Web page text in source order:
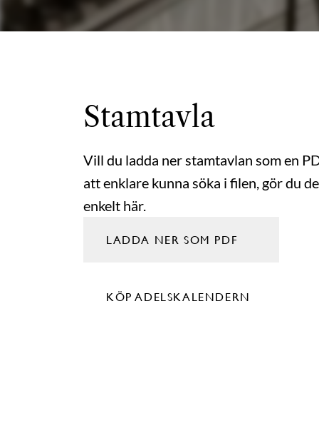
Stamtavla
Vill du ladda ner stamtavlan som en
att enklare kunna söka i filen, gör du
enkelt här.
LADDA NER SOM PDF
KÖP ADELSKALENDERN